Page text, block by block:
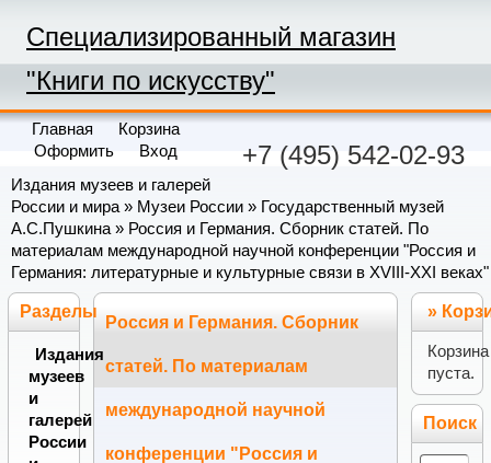
Специализированный магазин
"Книги по искусству"
+7 (495) 542-02-93
Главная
Корзина
Оформить
Вход
Издания музеев и галерей
России и мира» Музеи России » Государственный музей
А.С.Пушкина» Россия и Германия. Сборник статей. По
материалам международной научной конференции "Россия и
Германия: литературные и культурные связи в XVIII-XXI веках"
Россия и Германия. Сборник
статей. По материалам
международной научной
конференции "Россия и
Разделы
Издания
музеев
и
галерей
России
»
Корзина
пуста.
Поиск